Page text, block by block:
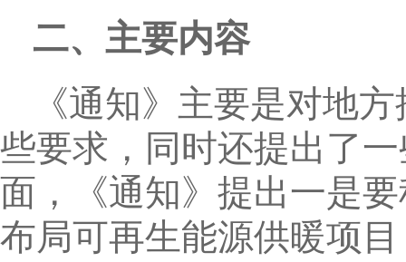
二、主要内容
《通知》主要是对地
些要求，同时还提出了
面，《通知》提出一是
布局可再生能源供暖项